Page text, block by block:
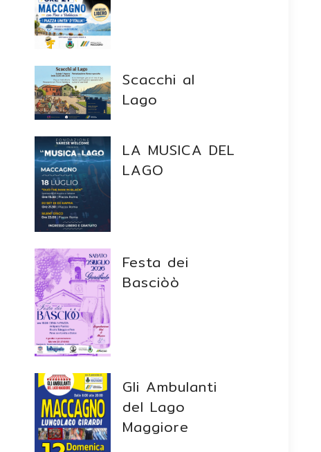
Scacchi al
Lago
LA MUSICA DEL
LAGO
Festa dei
Basciòò
Gli Ambulanti
del Lago
Maggiore